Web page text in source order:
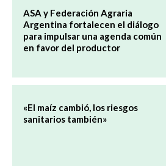
ASA y Federación Agraria
Argentina fortalecen el diálogo
para impulsar una agenda común
en favor del productor
«El maíz cambió, los riesgos
sanitarios también»